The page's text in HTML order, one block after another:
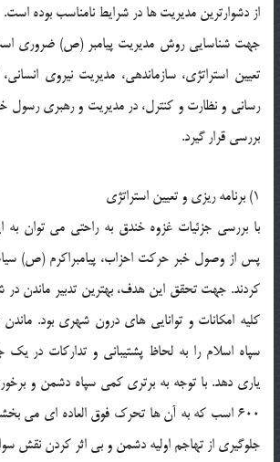
از دشوارترین مدیریت ها در شرایط نامناسب بوده است.
جهت شناسایى روش مدیریت پیامبر (ص) ضرورى است
تعیین استراتژى، سازماندهى، مدیریت نیروى
رسانى و نظارت و کنترل، در مدیریت و رهبرى
بررسى قرار گیرد.
1) برنامه ریزى و تعیین استراتژى
با بررسى جزئیات غزوه خندق به راحتى مى توان به
پس از وصول خبر حرکت احزاب، پیامبراکرم (ص)
کردند. جهت تحقق این هدف، بهترین تدبیر ماندن در
کلیه امکانات و توانایى هاى درون شهرى بود.
سپاه اسلام را به لحاظ پشتیبانى و تدارکات در
یارى دهد. با توجه به برترى کمى سپاه دشمن و
600 اسب که به آن ها تحرک فوق العاده اى مى
جلوگیرى از تهاجم اولیه دشمن و بى اثر کردن نقش